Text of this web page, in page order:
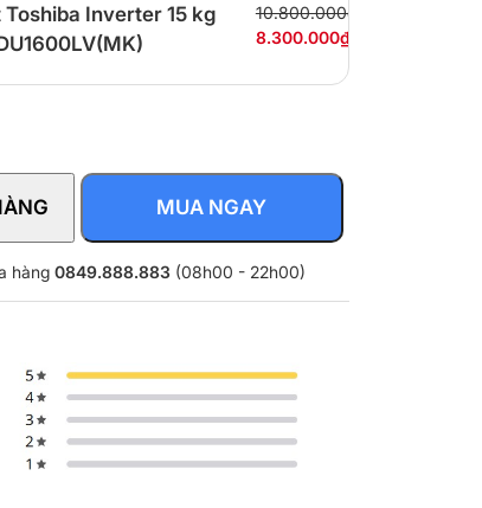
Inverter 15 kg
10.800.000₫
8.300.000₫
MUA NGAY
hàng 0849.888.883 (08h00 - 22h00)